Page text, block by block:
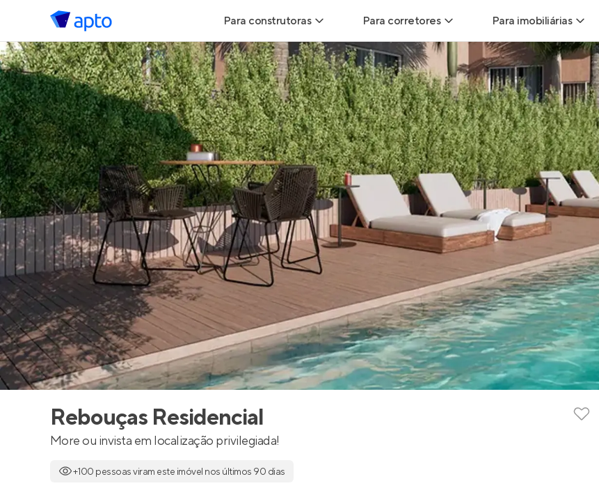
Para construtoras
Geração de Leads
Geração de Visitas
Geração de Vendas
Maiores Construtoras
Parcerias Imobiliárias
Anunciar Imóveis
Para corretores
Leads para Corretores
Corretor+
Parcerias imobiliárias
Hub de Corretores
Perfil Verificado
Anunciar imóveis
Para imobiliárias
Leads para
Hub de
Anunciar imóveis
Rebouças Residencial
More ou invista em localização privilegiada!
+100 pessoas viram este imóvel nos últimos 90 dias